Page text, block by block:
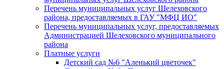
Перечень муниципальных услуг Шелеховского
района, предоставляемых в ГАУ "МФЦ ИО"
Перечень муниципальных услуг, предоставляемых
Администрацией Шелеховского муниципального
района
Платные услуги
Детский сад №6 "Аленький цветочек"